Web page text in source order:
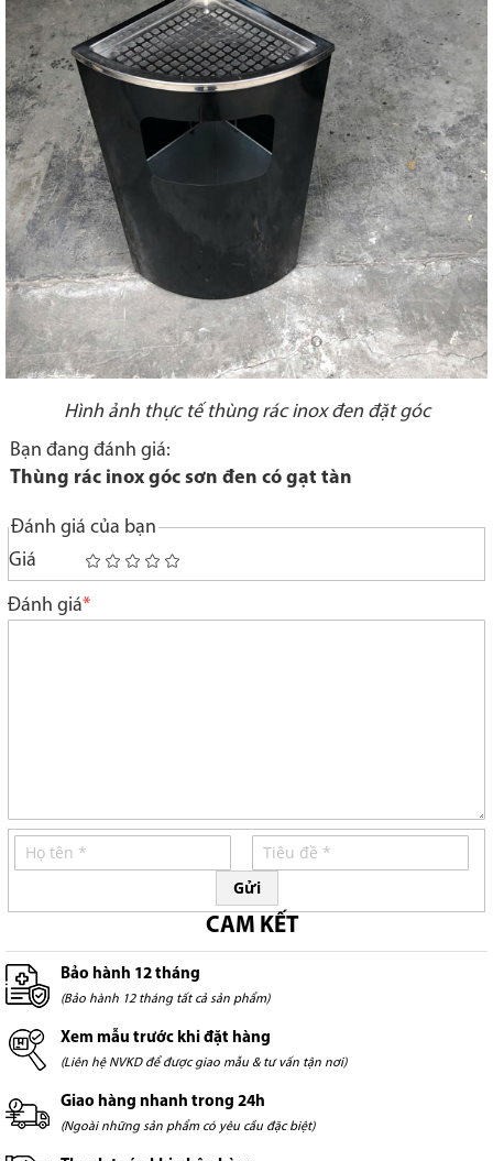
Hình ảnh thực tế thùng rác inox đen đặt góc
Bạn đang đánh giá:
Thùng rác inox góc sơn đen có gạt tàn
Đánh giá của bạn
Giá
1
star
2
stars
3
stars
4
stars
5
stars
Đánh giá
Gửi
CAM KẾT
Bảo hành 12 tháng
(Bảo hành 12 tháng tất cả sản phẩm)
Xem mẫu trước khi đặt hàng
(Liên hệ NVKD để được giao mẫu & tư vấn tận nơi)
Giao hàng nhanh trong 24h
(Ngoài những sản phẩm có yêu cầu đặc biệt)